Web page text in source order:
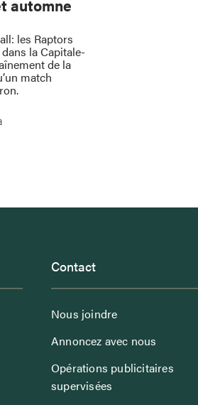
automne
les Raptors
la Capitale-
de la
match
Contact
Nous joindre
Annoncez avec nous
Opérations publicitaires
supervisées